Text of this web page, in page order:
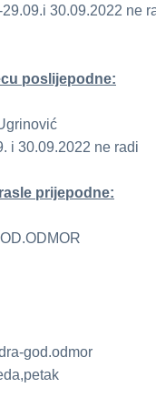
30.09.2022 ne
poslijepodne:
i 30.09.2022 ne radi
prijepodne:
god.odmor